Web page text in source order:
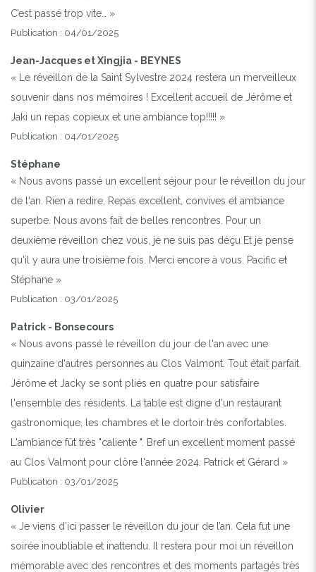
C’est passé trop vite… »
Publication : 04/01/2025
Jean-Jacques et Xingjia - BEYNES
« Le réveillon de la Saint Sylvestre 2024 restera un merveilleux
souvenir dans nos mémoires ! Excellent accueil de Jérôme et
Jaki un repas copieux et une ambiance top!!!!! »
Publication : 04/01/2025
Stéphane
« Nous avons passé un excellent séjour pour le réveillon du jour
de l'an. Rien a redire, Repas excellent, convives et ambiance
superbe. Nous avons fait de belles rencontres. Pour un
deuxième réveillon chez vous, je ne suis pas déçu Et je pense
qu'il y aura une troisième fois. Merci encore à vous. Pacific et
Stéphane »
Publication : 03/01/2025
Patrick - Bonsecours
« Nous avons passé le réveillon du jour de l'an avec une
quinzaine d'autres personnes au Clos Valmont. Tout était parfait.
Jérôme et Jacky se sont pliés en quatre pour satisfaire
l'ensemble des résidents. La table est digne d'un restaurant
gastronomique, les chambres et le dortoir très confortables.
L'ambiance fût très "caliente ". Bref un excellent moment passé
au Clos Valmont pour clôre l'année 2024. Patrick et Gérard »
Publication : 03/01/2025
Olivier
« Je viens d’ici passer le réveillon du jour de l’an. Cela fut une
soirée inoubliable et inattendu. Il restera pour moi un réveillon
mémorable avec des rencontres et des moments partagés très